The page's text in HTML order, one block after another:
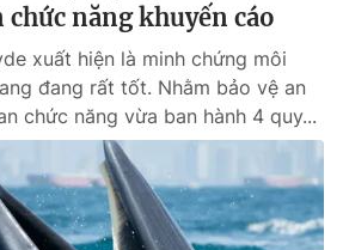
Podcast
Infographic
Shorts video
VTV Thể thao
chức năng khuyến cáo
xuất hiện là minh chứng môi
đang rất tốt. Nhằm bảo vệ an
chức năng vừa ban hành 4 quy...